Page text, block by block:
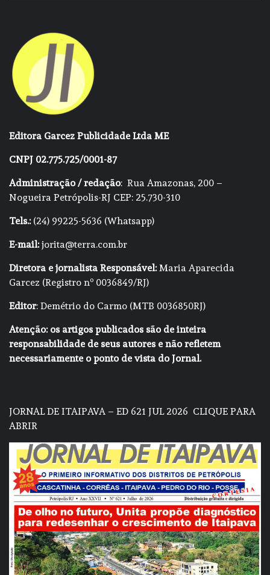
Editora Garcez Publicidade Ltda ME
CNPJ 02.775.725/0001-87
Administração / redação: Rua Amazonas, 200 –
Nogueira Petrópolis-RJ CEP: 25.730-310
Tels.:(24) 99225-5636 (Whatsapp)
E-mail:jorita@terra.com.br
Diretora e jornalista Responsável:Maria Aparecida
Garcez (Registro nº 0036849/RJ)
Editor: Demétrio do Carmo (MTB 0036850RJ)
Atenção: os artigos publicados são de inteira
responsabilidade de seus autores e não refletem
necessariamente o ponto de vista do Jornal.
JORNAL DE ITAIPAVA – ED 621 JUL 2026 CLIQUE PARA
ABRIR